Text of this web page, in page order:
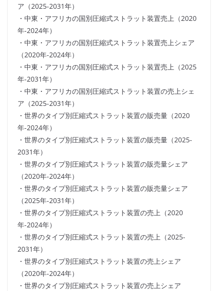
ア（2025-2031年）
・中東・アフリカの国別圧縮式ストラット装置売上（2020
年-2024年）
・中東・アフリカの国別圧縮式ストラット装置売上シェア
（2020年-2024年）
・中東・アフリカの国別圧縮式ストラット装置売上（2025
年-2031年）
・中東・アフリカの国別圧縮式ストラット装置の売上シェ
ア（2025-2031年）
・世界のタイプ別圧縮式ストラット装置の販売量（2020
年-2024年）
・世界のタイプ別圧縮式ストラット装置の販売量（2025-
2031年）
・世界のタイプ別圧縮式ストラット装置の販売量シェア
（2020年-2024年）
・世界のタイプ別圧縮式ストラット装置の販売量シェア
（2025年-2031年）
・世界のタイプ別圧縮式ストラット装置の売上（2020
年-2024年）
・世界のタイプ別圧縮式ストラット装置の売上（2025-
2031年）
・世界のタイプ別圧縮式ストラット装置の売上シェア
（2020年-2024年）
・世界のタイプ別圧縮式ストラット装置の売上シェア